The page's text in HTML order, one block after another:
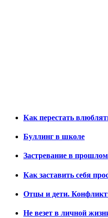
Как перестать
Буллинг в школе
Застревание в прошлом
Как заставить себя
Отцы и дети.
Не везет в личной